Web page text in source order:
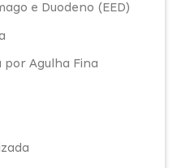
e Duodeno (EED)
por Agulha Fina